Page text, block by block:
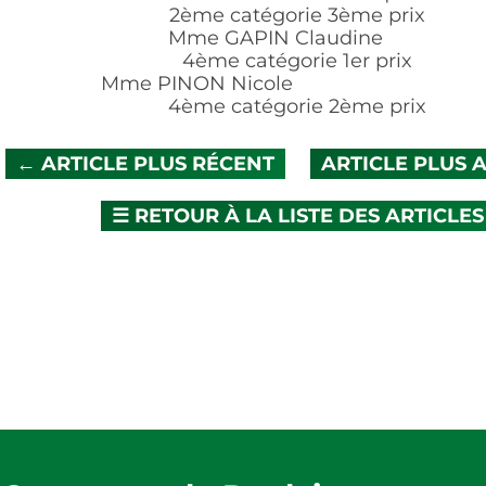
2ème catégorie 3ème prix
Mme GAPIN Claudine
4ème catégorie 1er prix
Mme PINON Nicole
4ème catégorie 2ème prix
ARTICLE PLUS RÉCENT ARTICLE PLUS
RETOUR À LA LISTE DES ARTICLES